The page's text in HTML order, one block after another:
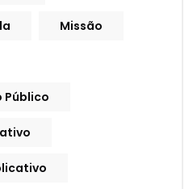
Missão
Público